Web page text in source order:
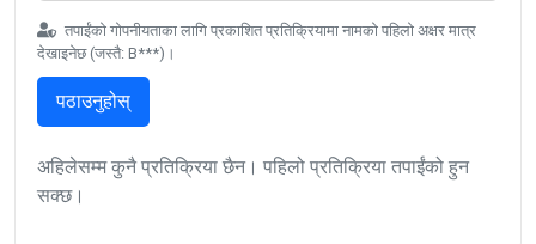
तपाईंको गोपनीयताका लागि प्रकाशित प्रतिक्रियामा नामको पहिलो अक्षर मात्र
देखाइनेछ (जस्तै: B***)।
पठाउनुहोस्
अहिलेसम्म कुनै प्रतिक्रिया छैन। पहिलो प्रतिक्रिया तपाईंको हुन
सक्छ।